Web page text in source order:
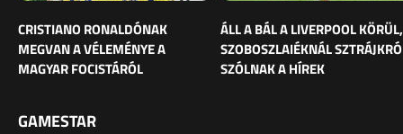
CRISTIANO RONALDÓNAK
MEGVAN A VÉLEMÉNYE A
MAGYAR FOCISTÁRÓL
ÁLL A BÁL A LIVERPOOL KÖRÜL,
SZOBOSZLAIÉKNÁL
SZÓLNAK A HÍREK
GAMESTAR